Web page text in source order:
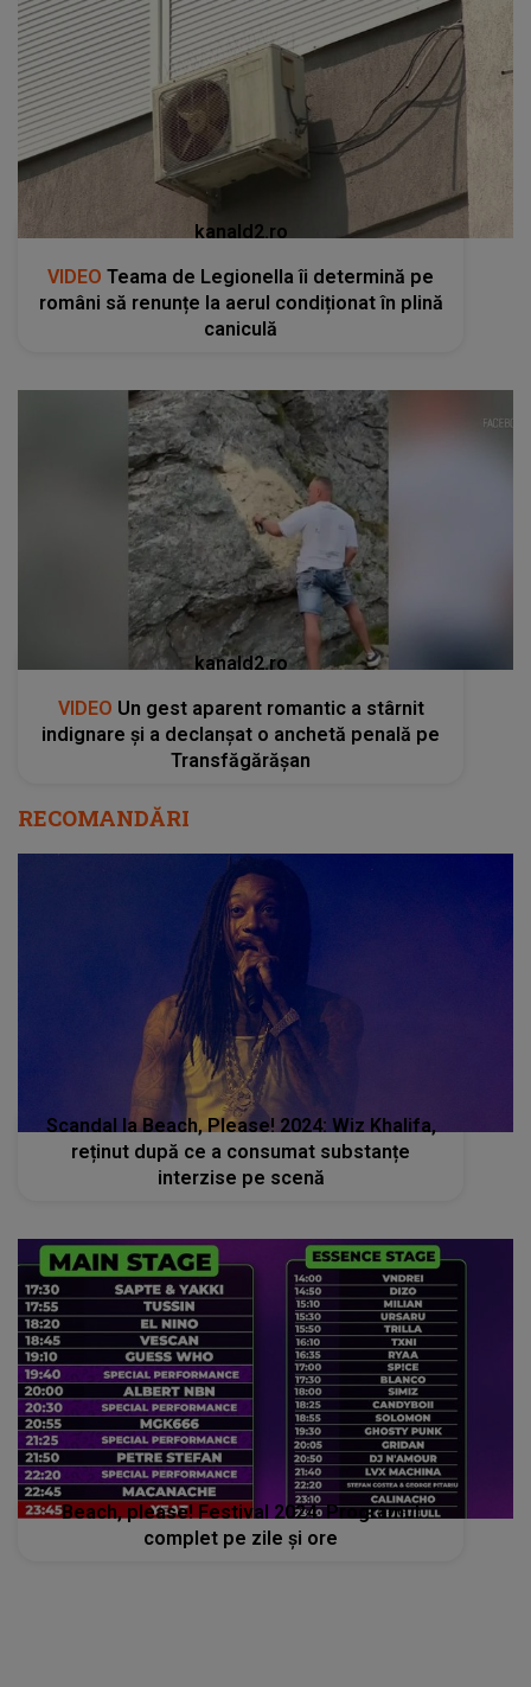
kanald2.ro
VIDEO Teama de Legionella îi determină pe
români să renunțe la aerul condiționat în plină
caniculă
kanald2.ro
VIDEO Un gest aparent romantic a stârnit
indignare și a declanșat o anchetă penală pe
Transfăgărășan
RECOMANDĂRI
Scandal la Beach, Please! 2024: Wiz Khalifa,
reținut după ce a consumat substanțe
interzise pe scenă
Beach, please! Festival 2024. Programul
complet pe zile și ore